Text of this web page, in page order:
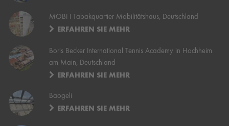
MOBI I Tabakquartier Mobilitätshaus, Deutschland
ERFAHREN SIE MEHR
Boris Becker International Tennis Academy in Hochheim
am Main, Deutschland
ERFAHREN SIE MEHR
Baogeli
ERFAHREN SIE MEHR